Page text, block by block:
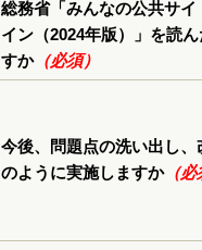
総務省「みんなの公共サイ
イン（2024年版）」を読
すか（必須）
今後、問題点の洗い出し
のように実施しますか（必